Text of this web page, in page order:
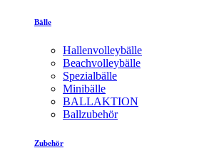
Bälle
Hallenvolleybälle
Beachvolleybälle
Spezialbälle
Minibälle
BALLAKTION
Ballzubehör
Zubehör